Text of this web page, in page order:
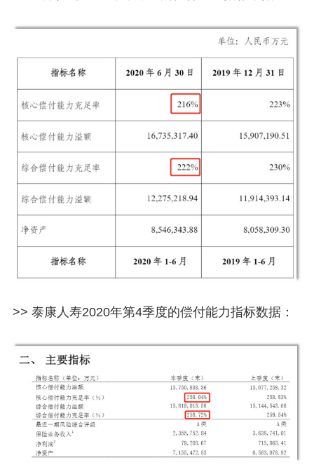
>> 泰康人寿2020年第4季度的偿付能力指标数据：